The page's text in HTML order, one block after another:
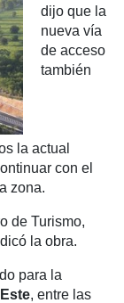
dijo que la
nueva vía
de acceso
también
la actual
con el
zona.
de Turismo,
la obra.
para la
, entre las